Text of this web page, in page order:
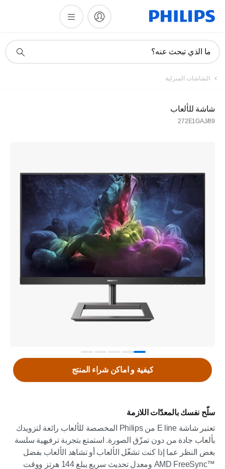
دعم
ما الذي تبحث عنه؟
الشاشات المنزلية
شاشة للألعاب
272E1GAJ/89
سلّح نفسك بالمعدّات اللازمة
تعتبر شاشة E line من Philips المخصصة للألعاب رائعة لتزويدك
بألعاب جادة من دون تمزّق الصورة. استمتع بتجربة ترفيهية سلسة
بغض النظر عما إذا كنت تشغّل الألعاب أو تشاهد الألعاب بفضل
AMD FreeSync™‎ ومعدل تحديث سريع يبلغ 144 هرتز ووقت
كيفية و اماكن شراء المنتج